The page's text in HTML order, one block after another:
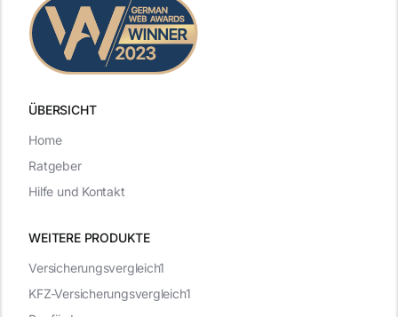
ÜBERSICHT
WEITERE PRODUKTE
Versicherungsvergleich1
KFZ-Versicherungsvergleich1
Home
Ratgeber
Hilfe und Kontakt